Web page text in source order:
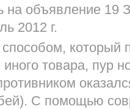
на объявление 19
2012 г.
который
иного товара, пур
С помощью